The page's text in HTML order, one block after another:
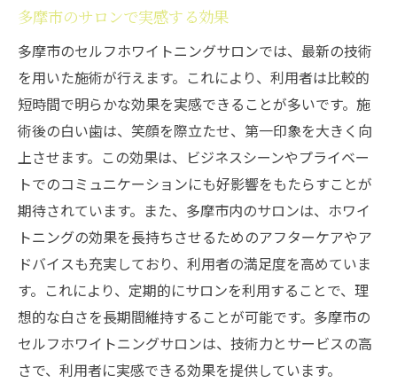
多摩市のサロンで実感する効果
多摩市のセルフホワイトニングサロンでは、最新の技術
を用いた施術が行えます。これにより、利用者は比較的
短時間で明らかな効果を実感できることが多いです。施
術後の白い歯は、笑顔を際立たせ、第一印象を大きく向
上させます。この効果は、ビジネスシーンやプライベー
トでのコミュニケーションにも好影響をもたらすことが
期待されています。また、多摩市内のサロンは、ホワイ
トニングの効果を長持ちさせるためのアフターケアやア
ドバイスも充実しており、利用者の満足度を高めていま
す。これにより、定期的にサロンを利用することで、理
想的な白さを長期間維持することが可能です。多摩市の
セルフホワイトニングサロンは、技術力とサービスの高
さで、利用者に実感できる効果を提供しています。